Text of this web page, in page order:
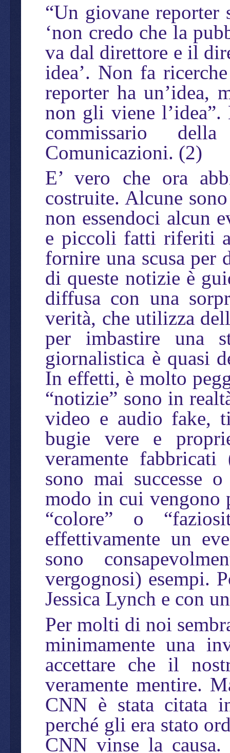
“Un giovane reporter
‘non credo che la
va dal direttore e il
idea’. Non fa
reporter ha un’idea,
non gli viene
commissario
Comunicazioni. (2)
E’ vero che ora
costruite. Alcune
non essendoci alcun
e piccoli fatti riferiti
fornire una scusa
di queste notizie è
diffusa con una
verità, che utilizza
per imbastire una
giornalistica è quasi
In effetti, è molto
“notizie” sono in
video e audio fake,
bugie vere e
veramente
sono mai successe
modo in cui vengono
“colore” o
effettivamente un
sono
vergognosi) esempi.
Jessica Lynch e con
Per molti di noi
minimamente una
accettare che il
veramente mentire.
CNN è stata citata
perché gli era stato
CNN vinse la